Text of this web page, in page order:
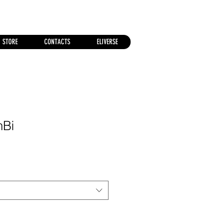
STORE CONTACTS ELIVERSE